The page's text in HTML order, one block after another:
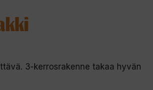
3-kerrosrakenne takaa hyvän